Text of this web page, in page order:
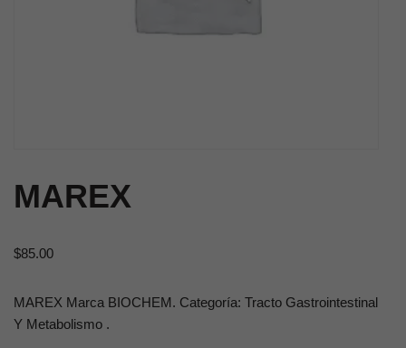
MAREX
$85.00
MAREX Marca BIOCHEM. Categoría: Tracto Gastrointestinal
Y Metabolismo .